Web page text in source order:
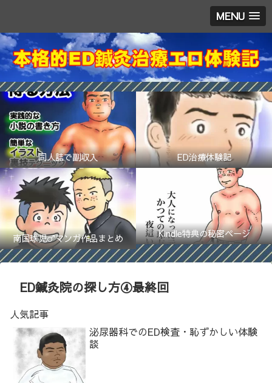
MENU
同人誌で副収入 ED治療体験記
南国球児♂マンガ作品まとめ Kindle特典の秘密ページ
ED鍼灸院の探し方④最終回
人気記事
泌尿器科でのED検査・恥ずかしい体験
談